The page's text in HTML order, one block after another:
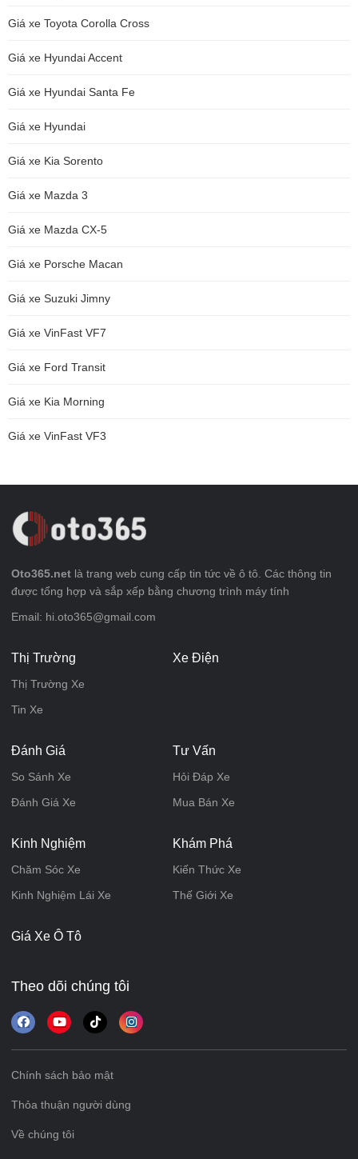
Giá xe Toyota Corolla Cross
Giá xe Hyundai Accent
Giá xe Hyundai Santa Fe
Giá xe Hyundai
Giá xe Kia Sorento
Giá xe Mazda 3
Giá xe Mazda CX-5
Giá xe Porsche Macan
Giá xe Suzuki Jimny
Giá xe VinFast VF7
Giá xe Ford Transit
Giá xe Kia Morning
Giá xe VinFast VF3
Oto365.net là trang web cung cấp tin tức về ô tô. Các thông tin
được tổng hợp và sắp xếp bằng chương trình máy tính
Email: hi.oto365@gmail.com
Thị Trường
Thị Trường Xe
Tin Xe
Xe Điện
Đánh Giá
So Sánh Xe
Đánh Giá Xe
Tư Vấn
Hỏi Đáp Xe
Mua Bán Xe
Kinh Nghiệm
Chăm Sóc Xe
Kinh Nghiệm Lái Xe
Khám Phá
Kiến Thức Xe
Thế Giới Xe
Giá Xe Ô Tô
Theo dõi chúng tôi
Chính sách bảo mật
Thỏa thuận người dùng
Về chúng tôi